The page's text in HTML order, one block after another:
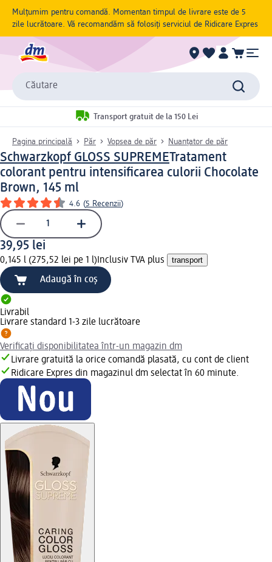
Mulțumim pentru comandă. Momentan timpul de livrare este de 5
zile lucrătoare. Vă recomandăm să folosiți serviciul de Ridicare Expres
Căutare
Transport gratuit de la 150 Lei
Pagina principală Păr Vopsea de păr Nuanțator de păr
Schwarzkopf GLOSS SUPREMETratament
colorant pentru intensificarea culorii Chocolate
Brown, 145 ml
4.6 (5 Recenzii)
39,95 lei
0,145 l (275,52 lei pe 1 l) Inclusiv TVA plus transport
Adaugă în coș
Livrabil
Livrare standard 1-3 zile lucrătoare
Verificați disponibilitatea într-un magazin dm
Livrare gratuită la orice comandă plasată, cu cont de client
Ridicare Expres din magazinul dm selectat în 60 minute.